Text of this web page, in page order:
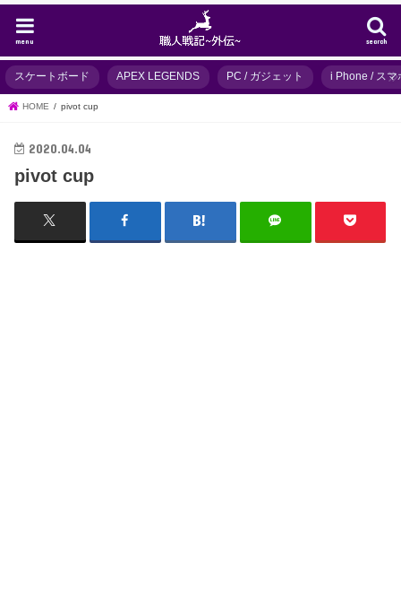
search
menu
スケートボード APEX LEGENDS PC / ガジェット i Phone / スマ
HOME pivot cup
2020.04.04
pivot cup